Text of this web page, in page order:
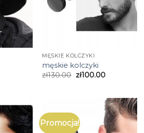
MĘSKIE KOLCZYKI
męskie kolczyki
zł130.00 zł100.00
Promocja!